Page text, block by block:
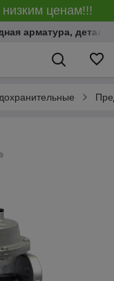
ценам!!!
арматура,